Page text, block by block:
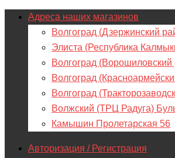
Адреса наших магазинов
Волгоград (Дзержинский
Элиста (Республика
Волгоград
Волгоград
Волгоград
Волжский (ТРЦ Радуга)
Камышин Пролетарская 56
Авторизация / Регистрация